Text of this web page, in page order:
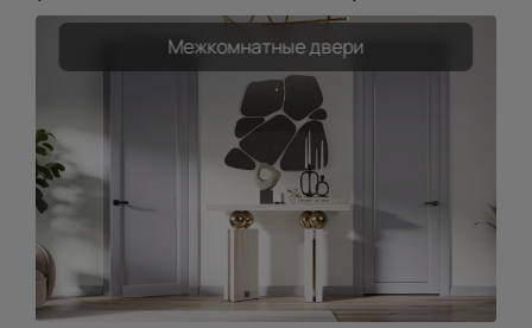
Межкомнатные двери